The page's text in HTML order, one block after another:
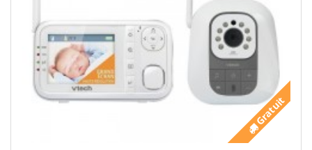
Gratuit